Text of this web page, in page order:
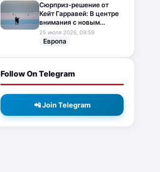
Сюрприз-решение от
Кейт Гарравей: В центре
внимания с новым
любовным
приключением
25 июля 2026, 09:59
Европа
Follow On Telegram
📲 Join Telegram